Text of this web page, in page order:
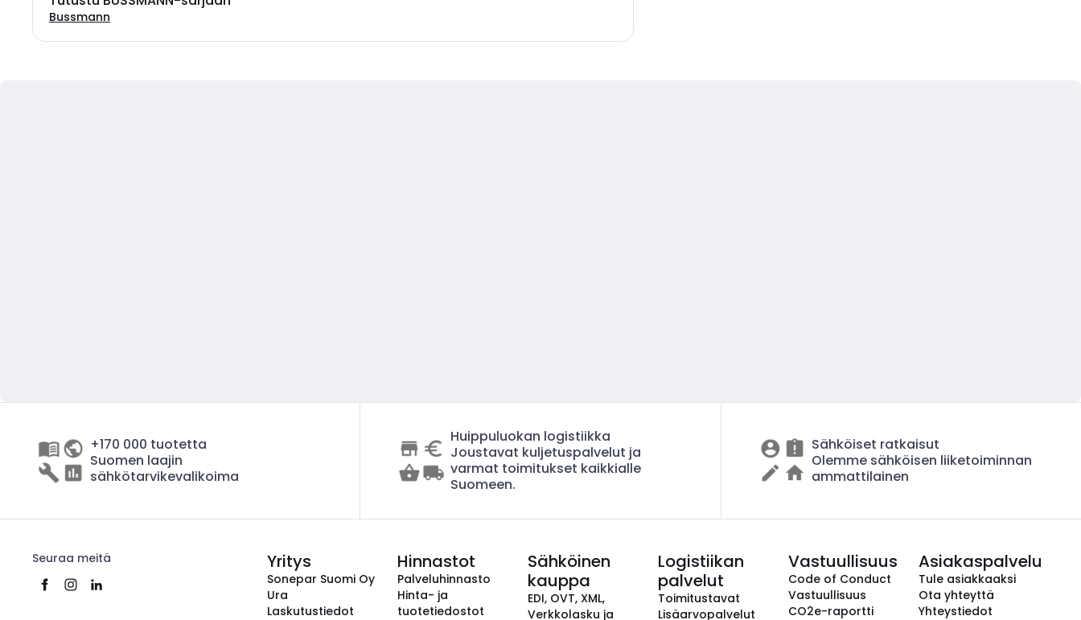
Bussmann
+170 000 tuotetta
Suomen laajin
sähkötarvikevalikoima
Huippuluokan logistiikka
Joustavat kuljetuspalvelut ja
varmat toimitukset kaikkialle
Suomeen.
Sähköiset ratkaisut
Olemme sähköisen liiketoiminnan
ammattilainen
Seuraa meitä Yritys
Sonepar Suomi Oy
Ura
Laskutustiedot
Hinnastot
Palveluhinnasto
Hinta- ja
tuotetiedostot
Sähköinen
kauppa
EDI, OVT, XML,
Verkkolasku ja
Logistiikan
palvelut
Toimitustavat
Lisäarvopalvelut
Vastuullisuus
Code of Conduct
Vastuullisuus
CO2e-raportti
Asiakaspalvelu
Tule asiakkaaksi
Ota yhteyttä
Yhteystiedot